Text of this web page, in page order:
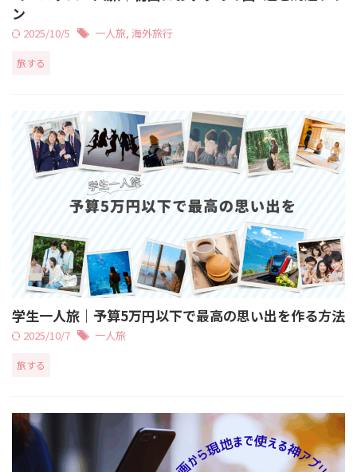
ン
2025/10/5 一人旅, 海外旅行
旅する
学生一人旅｜予算5万円以下で最高の思い出を作る方法
2025/10/7 一人旅
旅する